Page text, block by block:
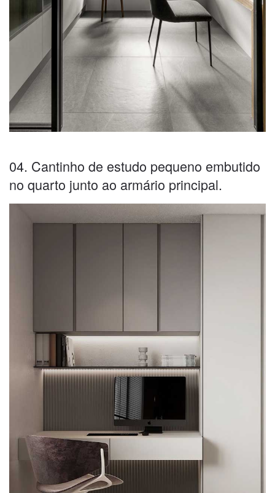
04. Cantinho de estudo pequeno embutido
no quarto junto ao armário principal.